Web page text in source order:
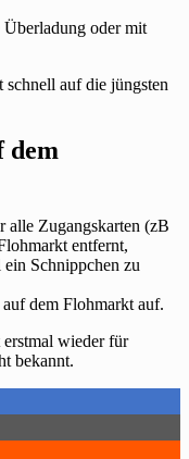
oder mit
auf die jüngsten
dem
alle Zugangskarten (zB
entfernt,
Schnippchen zu
dem Flohmarkt auf.
wieder für
bekannt.